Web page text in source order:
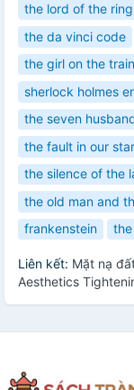
the lord of the
the da vinci code
the girl on the train
sherlock holmes
the seven
the fault in our
the silence of the
the old man and
frankenstein
Liên kết: Mặt nạ
Aesthetics